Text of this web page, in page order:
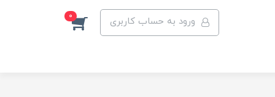
ورود به حساب کاربری 0